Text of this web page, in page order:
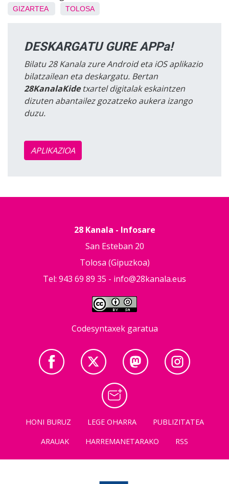
GIZARTEA TOLOSA
DESKARGATU GURE APPa!
Bilatu 28 Kanala zure Android eta iOS aplikazio
bilatzailean eta deskargatu. Bertan
28KanalaKidetxartel digitalak eskaintzen
dizuten abantailez gozatzeko aukera izango
duzu.
APLIKAZIOA
28 Kanala - Infosare
San Esteban 20
Tolosa (Gipuzkoa)
Tel: 943 69 89 35 - info@28kanala.eus
Codesyntaxek garatua
HONI BURUZ LEGE OHARRA
PUBLIZITATEA
ARAUAK
HARREMANETARAKO RSS